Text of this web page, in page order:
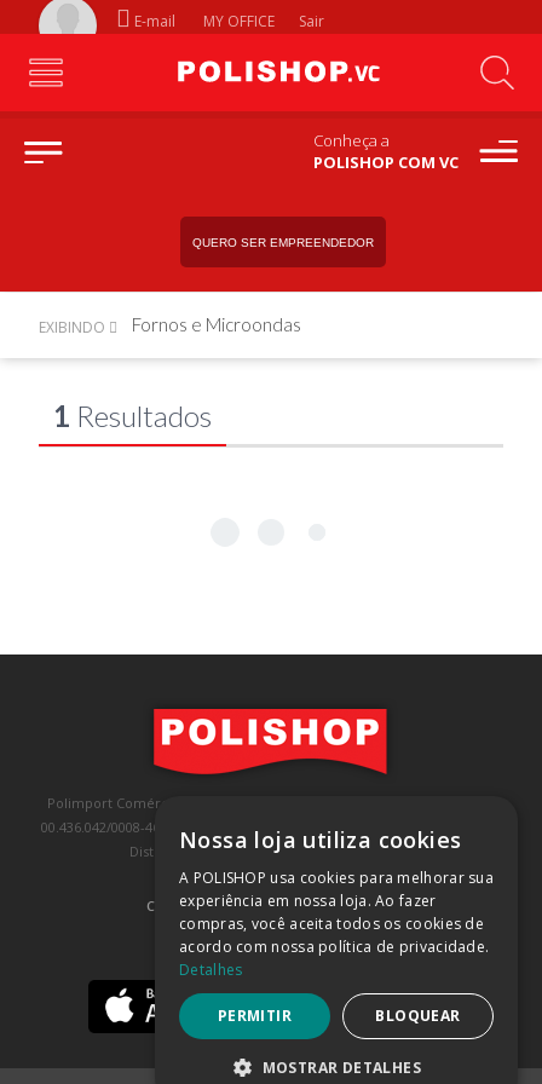
E-mail MY OFFICE Sair
Conheça a
POLISHOP COM VC
QUERO SER EMPREENDEDOR
EXIBINDO Fornos e Microondas
1 Resultados
Polimport Comércio e Exportação LTDA, inscrita no CNPJ/MF sob o nº
00.436.042/0008-46, IE 407.458.707.103, com sede na Rua Kanebo, nº 175,
Distrito Industrial, Jundiaí/SP, CEP: 13213-090
COMPRA 100% SEGURA (SAIBA MAIS)
BAIXE NOSSO APP
Nossa loja utiliza cookies
A POLISHOP usa cookies para melhorar sua
experiência em nossa loja. Ao fazer
compras, você aceita todos os cookies de
acordo com nossa política de privacidade.
Detalhes
PERMITIR BLOQUEAR
MOSTRAR DETALHES